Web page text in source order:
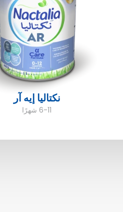
نكتاليا إيه آر
6-11 شهرًا